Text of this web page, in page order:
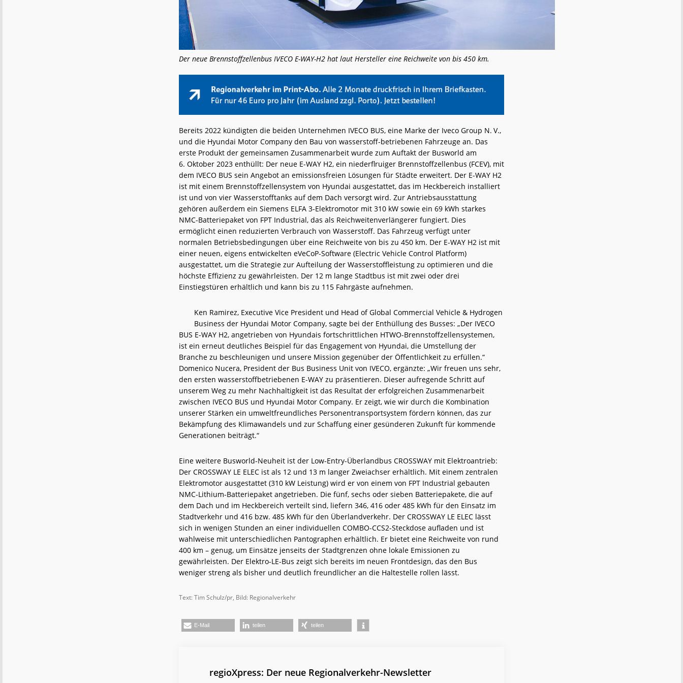
Der neue Brennstoffzellenbus IVECO E-WAY-H2 hat laut Hersteller eine Reichweite von bis 450 km.
Bereits 2022 kündigten die beiden Unternehmen IVECO BUS, eine Marke der Iveco Group N. V.,
und die Hyundai Motor Company den Bau von wasserstoff-betriebenen Fahrzeuge an. Das
erste Produkt der gemeinsamen Zusammenarbeit wurde zum Auftakt der Busworld am
6. Oktober 2023 enthüllt: Der neue E-WAY H2, ein niederflruiger Brennstoffzellenbus (FCEV), mit
dem IVECO BUS sein Angebot an emissionsfreien Lösungen für Städte erweitert. Der E-WAY H2
ist mit einem Brennstoffzellensystem von Hyundai ausgestattet, das im Heckbereich installiert
ist und von vier Wasserstofftanks auf dem Dach versorgt wird. Zur Antriebsausstattung
gehören außerdem ein Siemens ELFA 3-Elektromotor mit 310 kW sowie ein 69 kWh starkes
NMC-Batteriepaket von FPT Industrial, das als Reichweitenverlängerer fungiert. Dies
ermöglicht einen reduzierten Verbrauch von Wasserstoff. Das Fahrzeug verfügt unter
normalen Betriebsbedingungen über eine Reichweite von bis zu 450 km. Der E-WAY H2 ist mit
einer neuen, eigens entwickelten eVeCoP-Software (Electric Vehicle Control Platform)
ausgestattet, um die Strategie zur Aufteilung der Wasserstoffleistung zu optimieren und die
höchste Effizienz zu gewährleisten. Der 12 m lange Stadtbus ist mit zwei oder drei
Einstiegstüren erhältlich und kann bis zu 115 Fahrgäste aufnehmen.
Ken Ramirez, Executive Vice President und Head of Global Commercial Vehicle & Hydrogen
Business der Hyundai Motor Company, sagte bei der Enthüllung des Busses: „Der IVECO
BUS E-WAY H2, angetrieben von Hyundais fortschrittlichen HTWO-Brennstoffzellensystemen,
ist ein erneut deutliches Beispiel für das Engagement von Hyundai, die Umstellung der
Branche zu beschleunigen und unsere Mission gegenüber der Öffentlichkeit zu erfüllen.“
Domenico Nucera, President der Bus Business Unit von IVECO, ergänzte: „Wir freuen uns sehr,
den ersten wasserstoffbetriebenen E-WAY zu präsentieren. Dieser aufregende Schritt auf
unserem Weg zu mehr Nachhaltigkeit ist das Resultat der erfolgreichen Zusammenarbeit
zwischen IVECO BUS und Hyundai Motor Company. Er zeigt, wie wir durch die Kombination
unserer Stärken ein umweltfreundliches Personentransportsystem fördern können, das zur
Bekämpfung des Klimawandels und zur Schaffung einer gesünderen Zukunft für kommende
Generationen beiträgt.“
Eine weitere Busworld-Neuheit ist der Low-Entry-Überlandbus CROSSWAY mit Elektroantrieb:
Der CROSSWAY LE ELEC ist als 12 und 13 m langer Zweiachser erhältlich. Mit einem zentralen
Elektromotor ausgestattet (310 kW Leistung) wird er von einem von FPT Industrial gebauten
NMC-Lithium-Batteriepaket angetrieben. Die fünf, sechs oder sieben Batteriepakete, die auf
dem Dach und im Heckbereich verteilt sind, liefern 346, 416 oder 485 kWh für den Einsatz im
Stadtverkehr und 416 bzw. 485 kWh für den Überlandverkehr. Der CROSSWAY LE ELEC lässt
sich in wenigen Stunden an einer individuellen COMBO-CCS2-Steckdose aufladen und ist
wahlweise mit unterschiedlichen Pantographen erhältlich. Er bietet eine Reichweite von rund
400 km – genug, um Einsätze jenseits der Stadtgrenzen ohne lokale Emissionen zu
gewährleisten. Der Elektro-LE-Bus zeigt sich bereits im neuen Frontdesign, das den Bus
weniger streng als bisher und deutlich freundlicher an die Haltestelle rollen lässt.
Text: Tim Schulz/pr, Bild: Regionalverkehr
E-Mail teilen teilen
regioXpress: Der neue Regionalverkehr-Newsletter